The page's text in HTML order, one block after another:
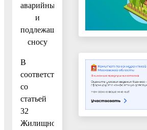
аварийным
и
подлежащим
сносу
В
соответствии
со
статьей
32
Жилищного